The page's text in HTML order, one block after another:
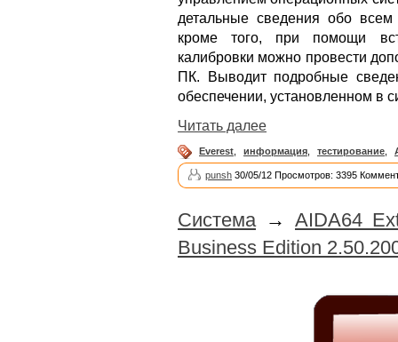
детальные сведения обо
кроме того, при помощи
калибровки можно провести
ПК. Выводит подробные
обеспечении, установленном в
Читать далее
Everest информация тестирование
punsh 30/05/12 Просмотров: 3395
Система → AIDA64
Business Edition